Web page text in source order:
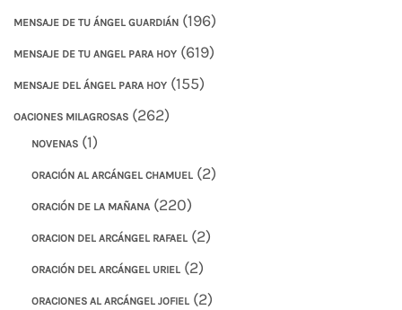
MENSAJE DE TU ÁNGEL GUARDIÁN (196)
MENSAJE DE TU ANGEL PARA HOY (619)
MENSAJE DEL ÁNGEL PARA HOY (155)
OACIONES MILAGROSAS (262)
NOVENAS (1)
ORACIÓN AL ARCÁNGEL CHAMUEL (2)
ORACIÓN DE LA MAÑANA (220)
ORACION DEL ARCÁNGEL RAFAEL (2)
ORACIÓN DEL ARCÁNGEL URIEL (2)
ORACIONES AL ARCÁNGEL JOFIEL (2)